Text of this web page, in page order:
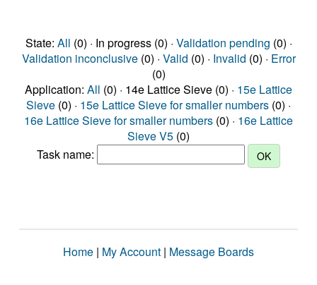
State: All (0) · In progress (0) · Validation pending (0) ·
Validation inconclusive(0) · Valid (0) · Invalid (0) · Error
(0)
Application: All (0) · 14e Lattice Sieve (0) · 15e Lattice
Sieve (0) · 15e Lattice Sieve for smaller numbers (0) ·
16e Lattice Sieve for smaller numbers (0) · 16e Lattice
Sieve V5 (0)
Task name:
Home | My Account | Message Boards